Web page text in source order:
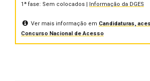
1ª fase: Sem colocados | Informação da DGES
Ver mais informação em Candidaturas,
Concurso Nacional de Acesso